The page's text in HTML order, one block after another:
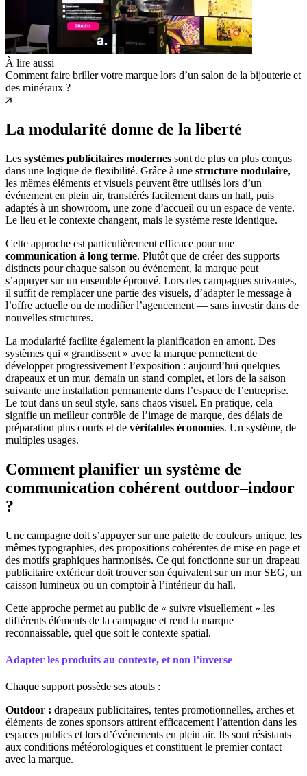
À lire aussi
Comment faire briller votre marque lors d’un salon de la bijouterie et
des minéraux ?
La modularité donne de la liberté
Les systèmes publicitaires modernes sont de plus en plus conçus
dans une logique de flexibilité. Grâce à une structure modulaire,
les mêmes éléments et visuels peuvent être utilisés lors d’un
événement en plein air, transférés facilement dans un hall, puis
adaptés à un showroom, une zone d’accueil ou un espace de vente.
Le lieu et le contexte changent, mais le système reste identique.
Cette approche est particulièrement efficace pour une
communication à long terme. Plutôt que de créer des supports
distincts pour chaque saison ou événement, la marque peut
s’appuyer sur un ensemble éprouvé. Lors des campagnes suivantes,
il suffit de remplacer une partie des visuels, d’adapter le message à
l’offre actuelle ou de modifier l’agencement — sans investir dans de
nouvelles structures.
La modularité facilite également la planification en amont. Des
systèmes qui « grandissent » avec la marque permettent de
développer progressivement l’exposition : aujourd’hui quelques
drapeaux et un mur, demain un stand complet, et lors de la saison
suivante une installation permanente dans l’espace de l’entreprise.
Le tout dans un seul style, sans chaos visuel. En pratique, cela
signifie un meilleur contrôle de l’image de marque, des délais de
préparation plus courts et de véritables économies. Un système, de
multiples usages.
Comment planifier un système de
communication cohérent outdoor–indoor
?
Une campagne doit s’appuyer sur une palette de couleurs unique, les
mêmes typographies, des propositions cohérentes de mise en page et
des motifs graphiques harmonisés. Ce qui fonctionne sur un drapeau
publicitaire extérieur doit trouver son équivalent sur un mur SEG, un
caisson lumineux ou un comptoir à l’intérieur du hall.
Cette approche permet au public de « suivre visuellement » les
différents éléments de la campagne et rend la marque
reconnaissable, quel que soit le contexte spatial.
Adapter les produits au contexte, et non l’inverse
Chaque support possède ses atouts :
Outdoor : drapeaux publicitaires, tentes promotionnelles, arches et
éléments de zones sponsors attirent efficacement l’attention dans les
espaces publics et lors d’événements en plein air. Ils sont résistants
aux conditions météorologiques et constituent le premier contact
avec la marque.